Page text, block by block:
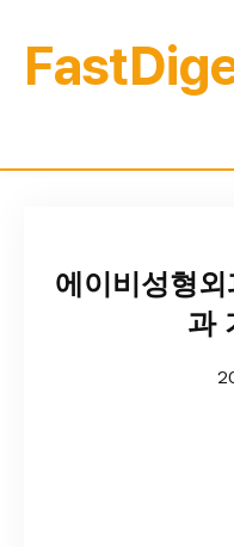
에이비성형
과